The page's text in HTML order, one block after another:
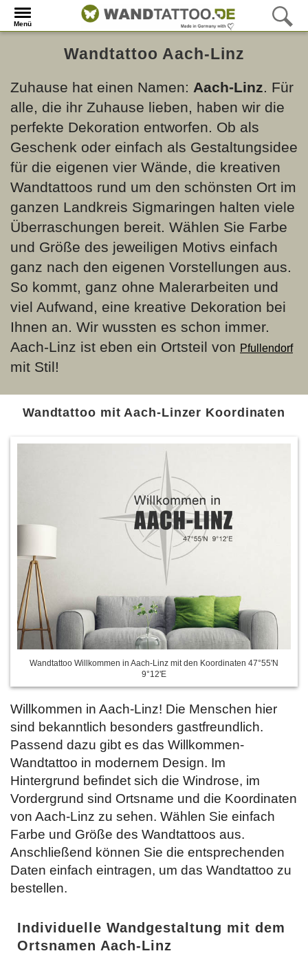
Menü
Wandtattoo Aach-Linz
Zuhause hat einen Namen: Aach-Linz. Für
alle, die ihr Zuhause lieben, haben wir die
perfekte Dekoration entworfen. Ob als
Geschenk oder einfach als Gestaltungsidee
für die eigenen vier Wände, die kreativen
Wandtattoos rund um den schönsten Ort im
ganzen Landkreis Sigmaringen halten viele
Überraschungen bereit. Wählen Sie Farbe
und Größe des jeweiligen Motivs einfach
ganz nach den eigenen Vorstellungen aus.
So kommt, ganz ohne Malerarbeiten und
viel Aufwand, eine kreative Dekoration bei
Ihnen an. Wir wussten es schon immer.
Aach-Linz ist eben ein Ortsteil von Pfullendorf
mit Stil!
Wandtattoo mit Aach-Linzer Koordinaten
Wandtattoo Willkommen in Aach-Linz mit den Koordinaten 47°55'N
9°12'E
Willkommen in Aach-Linz! Die Menschen hier
sind bekanntlich besonders gastfreundlich.
Passend dazu gibt es das Willkommen-
Wandtattoo in modernem Design. Im
Hintergrund befindet sich die Windrose, im
Vordergrund sind Ortsname und die Koordinaten
von Aach-Linz zu sehen. Wählen Sie einfach
Farbe und Größe des Wandtattoos aus.
Anschließend können Sie die entsprechenden
Daten einfach eintragen, um das Wandtattoo zu
bestellen.
Individuelle Wandgestaltung mit dem
Ortsnamen Aach-Linz